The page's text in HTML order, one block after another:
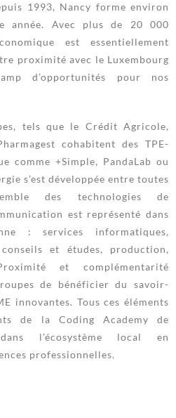
1993, Nancy forme environ
année. Avec plus de 20 000
est essentiellement
proximité avec le Luxembourg
d’opportunités pour nos
tels que le Crédit Agricole,
cohabitent des TPE-
comme +Simple, PandaLab ou
s’est développée entre toutes
des technologies de
est représenté dans
: services informatiques,
et études, production,
et complémentarité
de bénéficier du savoir-
innovantes. Tous ces éléments
de la Coding Academy de
l’écosystème local en
professionnelles.